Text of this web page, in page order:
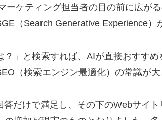
ーケティング担当者の目の前に広が
（Search Generative Experience）
？」と検索すれば、AIが直接おすす
（検索エンジン最適化）の常識が大
答だけで満足し、その下のWebサイ